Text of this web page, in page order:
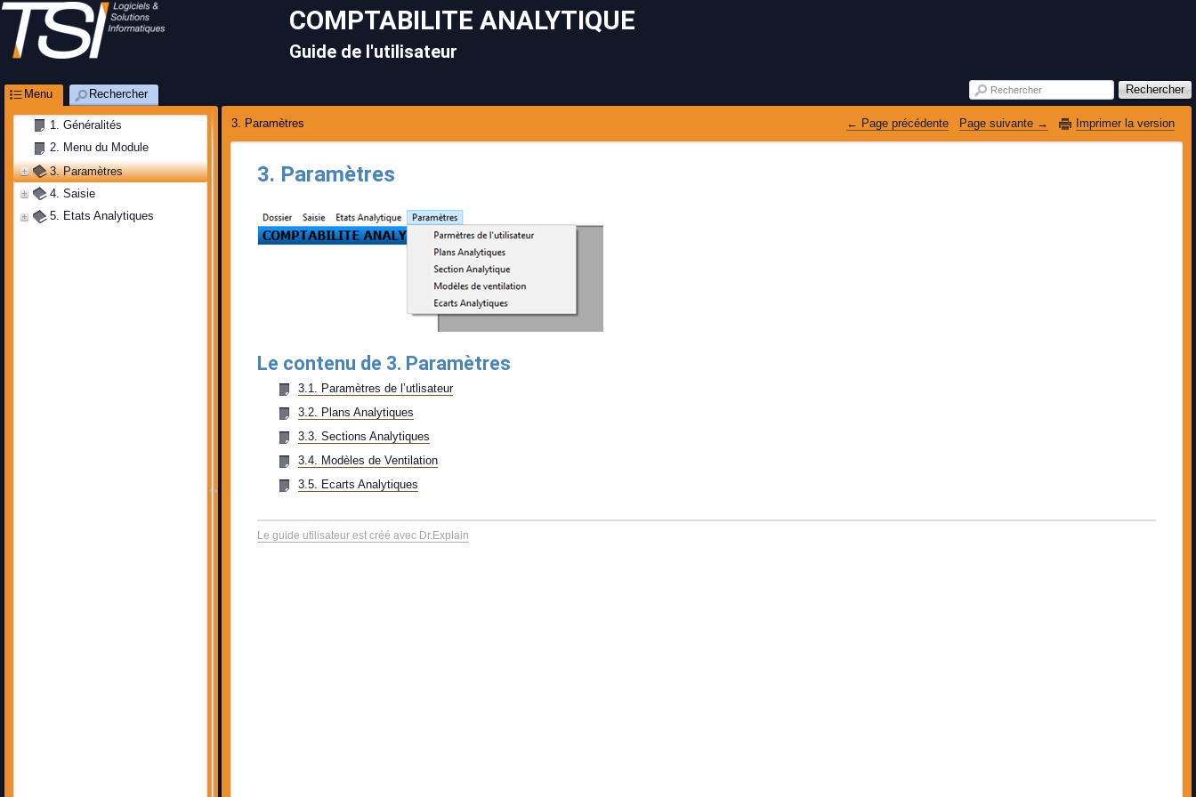
COMPTABILITE ANALYTIQUE
Guide de l'utilisateur
Menu Rechercher
1. Généralités
2. Menu du Module
3. Paramètres
4. Saisie
5. Etats Analytiques
Rechercher Rechercher
3. Paramètres Page précédente Page suivante Imprimer la version
3. Paramètres
Le contenu de 3. Paramètres
3.1. Paramètres de l’utlisateur
3.2. Plans Analytiques
3.3. Sections Analytiques
3.4. Modèles de Ventilation
3.5. Ecarts Analytiques
Le guide utilisateur est créé avec Dr.Explain